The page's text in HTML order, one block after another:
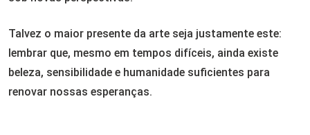
Talvez o maior presente da arte seja justamente este:
lembrar que, mesmo em tempos difíceis, ainda existe
beleza, sensibilidade e humanidade suficientes para
renovar nossas esperanças.